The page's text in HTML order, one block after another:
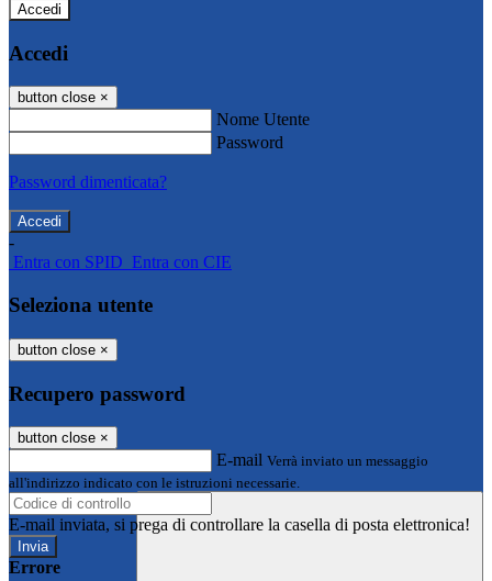
Accedi
Accedi
button close ×
Nome Utente
Password
Password dimenticata?
-
Entra con SPID Entra con CIE
Seleziona utente
button close ×
Recupero password
button close ×
E-mail Verrà inviato un messaggio
all'indirizzo indicato con le istruzioni necessarie.
E-mail inviata, si prega di controllare la casella di posta elettronica!
Errore